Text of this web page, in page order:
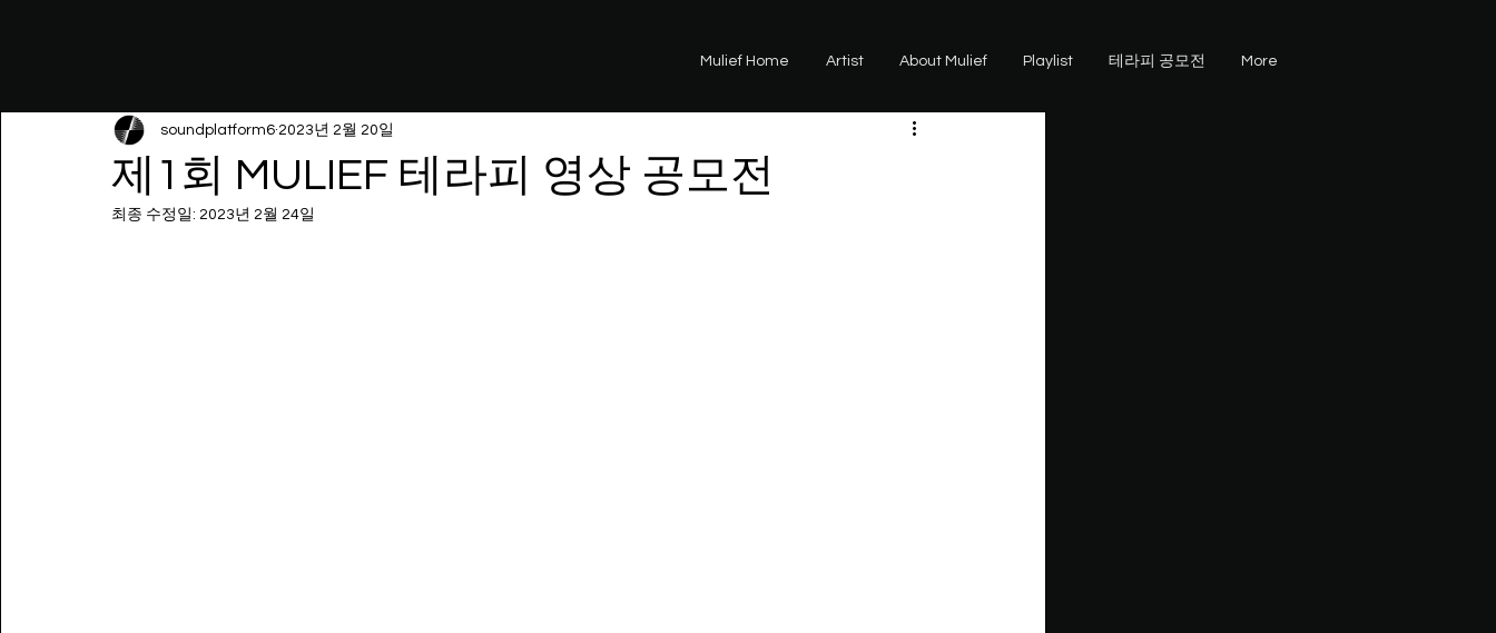
Mulief Home Artist About Mulief Playlist 테라피 공모전 More
제1회 MULIEF 테라피 영상 공모전
soundplatform6 2023년 2월 20일
최종 수정일: 2023년 2월 24일